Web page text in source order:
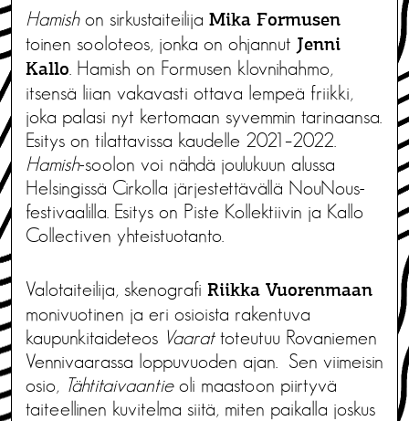
Hamishon sirkustaiteilija Mika Formusen
toinen sooloteos, jonka on ohjannut Jenni
Kallo . Hamish on Formusen klovnihahmo,
itsensä liian vakavasti ottava lempeä friikki,
joka palasi nyt kertomaan syvemmin tarinaansa.
Esitys on tilattavissa kaudelle 2021–2022.
Hamish-soolon voi nähdä joulukuun alussa
Helsingissä Cirkolla järjestettävällä NouNous-
festivaalilla. Esitys on Piste Kollektiivin ja Kallo
Collectiven yhteistuotanto.
Valotaiteilija, skenografi Riikka Vuorenmaan
monivuotinen ja eri osioista rakentuva
kaupunkitaideteos Vaarattoteutuu Rovaniemen
Vennivaarassa loppuvuoden ajan. Sen viimeisin
osio, Tähtitaivaantieoli maastoon piirtyvä
taiteellinen kuvitelma siitä, miten paikalla joskus